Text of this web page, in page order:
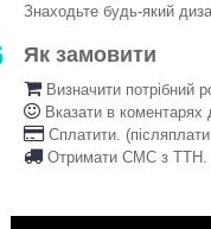
Знаходьте будь-який
Як замовити
Визначити потрібний
Вказати в
Сплатити.
Отримати СМС з ТТН.